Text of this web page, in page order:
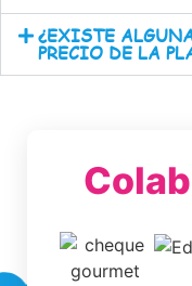
¿EXISTE
PRECIO DE LA